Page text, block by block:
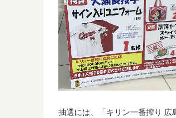
抽選には、「キリン一番搾り